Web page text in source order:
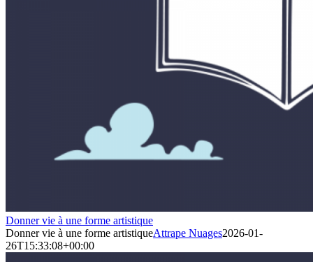
Donner vie à une forme artistique
Donner vie à une forme artistiqueAttrape Nuages2026-01-
26T15:33:08+00:00